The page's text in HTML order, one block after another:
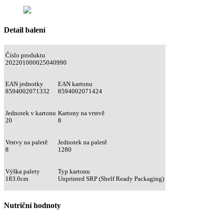
Detail balení
Číslo produktu
202201000025040990
EAN jednotky
8594002071332
EAN kartonu
8594002071424
Jednotek v kartonu
20
Kartony na vrstvě
8
Vrstvy na paletě
8
Jednotek na paletě
1280
Výška palety
183.0cm
Typ kartonu
Unprinted SRP (Shelf Ready Packaging)
Nutriční hodnoty